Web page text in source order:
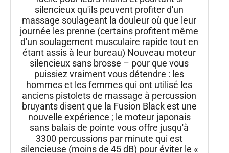
silencieux qu'ils peuvent profiter d'un
massage soulageant la douleur où que leur
journée les prenne (certains profitent même
d'un soulagement musculaire rapide tout en
étant assis à leur bureau) Nouveau moteur
silencieux sans brosse – pour que vous
puissiez vraiment vous détendre : les
hommes et les femmes qui ont utilisé les
anciens pistolets de massage à percussion
bruyants disent que la Fusion Black est une
nouvelle expérience ; le moteur japonais
sans balais de pointe vous offre jusqu'à
3300 percussions par minute qui est
silencieuse (moins de 45 dB) pour éviter le «